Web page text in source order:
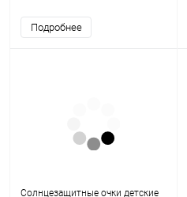
Подробнее
Солнцезащитные очки детские